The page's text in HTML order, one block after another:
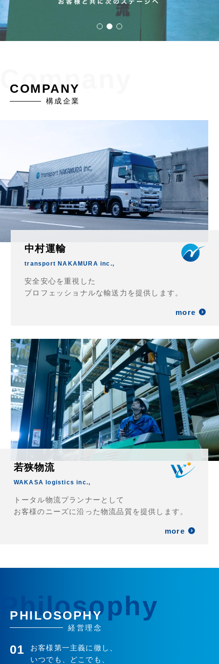
COMPANY
構成企業
中村運輸
transport NAKAMURA inc.,
安全安心を重視した
プロフェッショナルな輸送力を提供します。
more
若狭物流
WAKASA logistics inc.,
トータル物流プランナーとして
お客様のニーズに沿った物流品質を提供します。
more
PHILOSOPHY
経営理念
01
お客様第一主義に徹し、
いつでも、どこでも、